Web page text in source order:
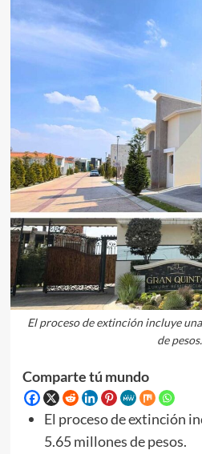
El proceso de extinción incluye
de pesos.
Comparte tú mundo
El proceso de extinción
5.65 millones de pesos.